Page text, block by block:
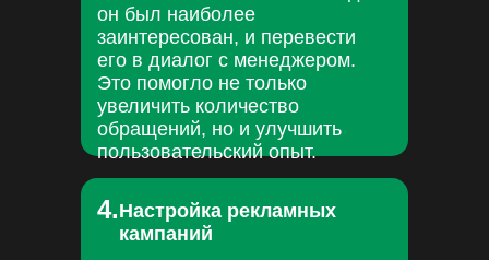
он был наиболее
заинтересован, и перевести
его в диалог с менеджером.
Это помогло не только
увеличить количество
обращений, но и улучшить
пользовательский опыт.
Настройка рекламных
кампаний
4.